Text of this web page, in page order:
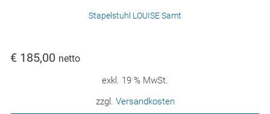
Stapelstuhl LOUISE Samt
€ 185,00 netto
exkl. 19 % MwSt.
zzgl. Versandkosten